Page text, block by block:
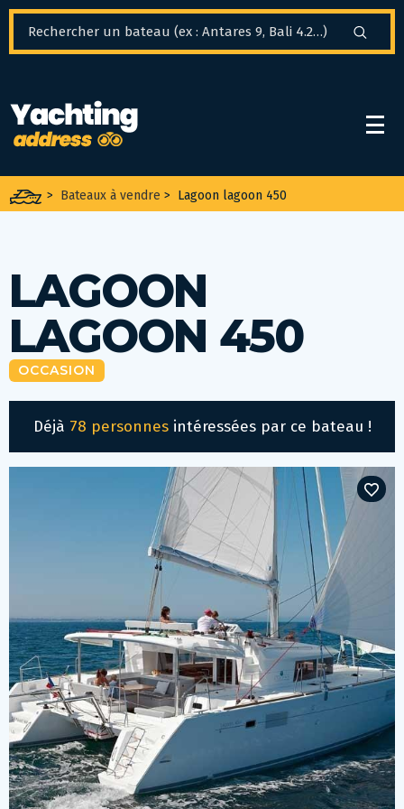
> Bateaux à vendre > Lagoon lagoon 450
LAGOON
LAGOON 450
OCCASION
Déjà 78 personnesintéressées par ce bateau !
Panneau de gestion des cookies